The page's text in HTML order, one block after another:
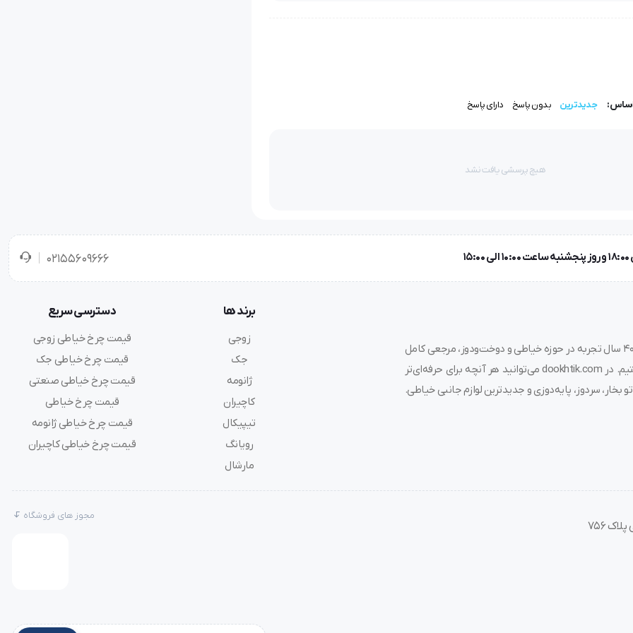
صنعتی تخت
جدیدترین بدون پاسخ دارای پاسخ
هیچ پرسشی یافت نشد
02155609666
به دوختیک خوش آمدید! 🌟 ما در فروشگاه چرخ خیاطی دوختیک، با بیش از ۴۰ سال تجربه در حوزه خیاطی و دوخت‌ودوز، مرجعی کامل
برای خرید چرخ خیاطی، قیمت چرخ خیاطی، لوازم جانبی و قطعات مرتبط هستیم. در dookhtik.com می‌توانید هر آنچه برای حرفه‌ای‌تر
بخار، سردوز، پایه‌دوزی و جدیدترین لوازم جانبی خیاطی.
برند ها
زوجی
جک
ژانومه
کاچیران
تیپیکال
رویانگ
مارشال
دسترسی سریع
قیمت چرخ خیاطی زوجی
قیمت چرخ خیاطی جک
قیمت چرخ خیاطی صنعتی
قیمت چرخ خیاطی
قیمت چرخ خیاطی ژانومه
قیمت چرخ خیاطی کاچیران
756
مجوز های فروشگاه